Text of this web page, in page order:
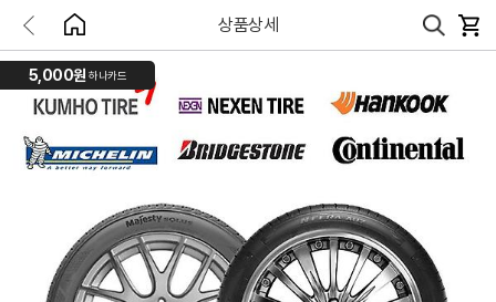
상품상세
5,000원 하나카드